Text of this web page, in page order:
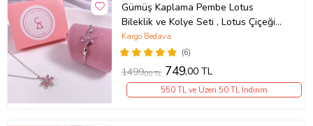
Gümüş Kaplama Pembe Lotus
Bileklik ve Kolye Seti , Lotus Çiçeği
Bileklik ve Kolye , Anne Hediyesi
(6)
Kargo Bedava
1499,00 TL 749,00 TL
550 TL ve Üzeri 50 TL İndirim